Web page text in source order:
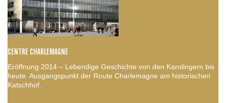
CENTRE CHARLEMAGNE
Eröffnung 2014 – Lebendige Geschichte von den Karolingern bis
heute. Ausgangspunkt der Route Charlemagne am historischen
Katschhof.